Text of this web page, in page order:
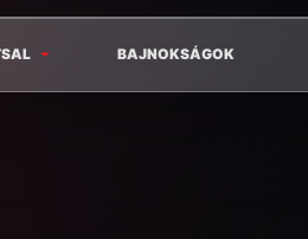
BAJNOKSÁGOK